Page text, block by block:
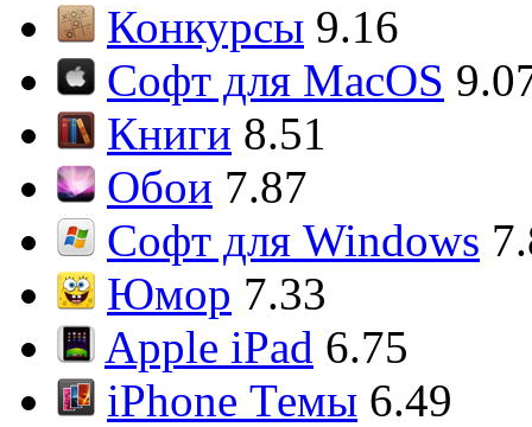
Конкурсы 9.16
Софт для MacOS
Книги 8.51
Обои 7.87
Софт для Windows
Юмор 7.33
Apple iPad 6.75
iPhone Темы 6.49